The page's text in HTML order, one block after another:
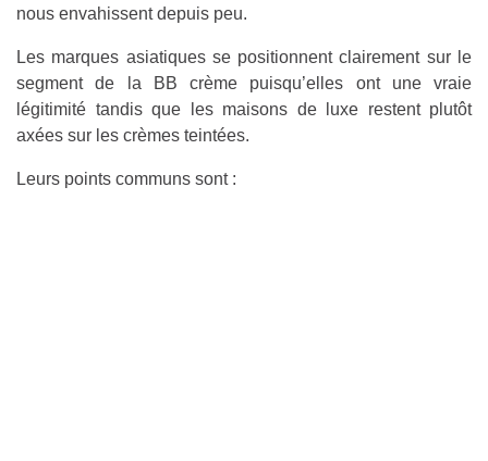
nous envahissent depuis peu.
Les marques asiatiques se positionnent clairement sur le
segment de la BB crème puisqu’elles ont une vraie
légitimité tandis que les maisons de luxe restent plutôt
axées sur les crèmes teintées.
Leurs points communs sont :